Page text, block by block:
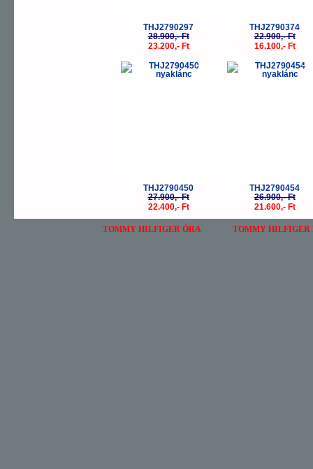
THJ2790297
28.900,- Ft
23.200,- Ft
THJ2790374
22.900,- Ft
16.100,- Ft
-20%
THJ2790450
27.900,- Ft
22.400,- Ft
-
THJ2790454
26.900,- Ft
21.600,- Ft
TOMMY HILFIGER ÓRA TOMMY HILFIGER